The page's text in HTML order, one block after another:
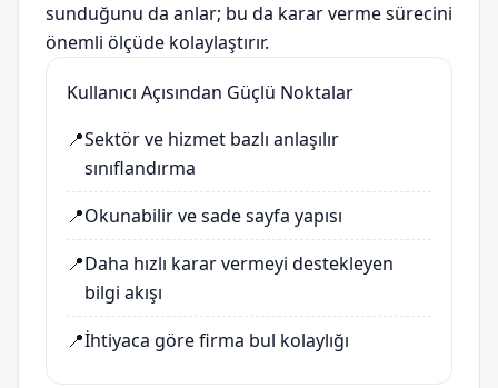
sunduğunu da anlar; bu da karar verme sürecini
önemli ölçüde kolaylaştırır.
Kullanıcı Açısından Güçlü Noktalar
📍Sektör ve hizmet bazlı anlaşılır
sınıflandırma
📍Okunabilir ve sade sayfa yapısı
📍Daha hızlı karar vermeyi destekleyen
bilgi akışı
📍İhtiyaca göre firma bul kolaylığı